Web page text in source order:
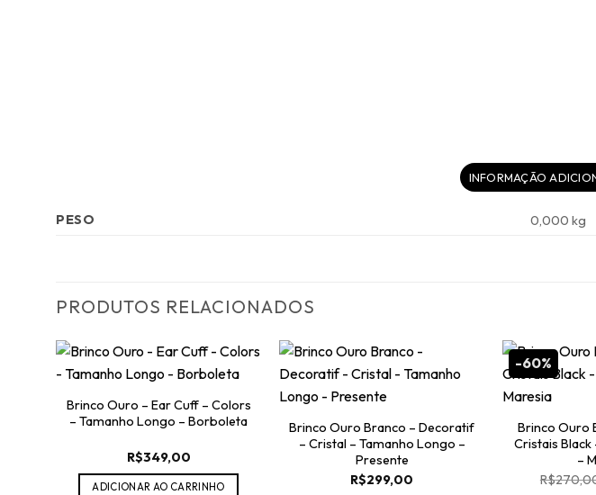
INFORMAÇÃO
PESO 0,000 kg
PRODUTOS RELACIONADOS
Brinco Ouro – Ear Cuff – Colors
– Tamanho Longo – Borboleta
R$349,00
ADICIONAR AO CARRINHO
Brinco Ouro Branco – Decoratif
– Cristal – Tamanho Longo –
Presente
R$299,00
-60%
Brinco Ouro
Cristais Black
–
R$